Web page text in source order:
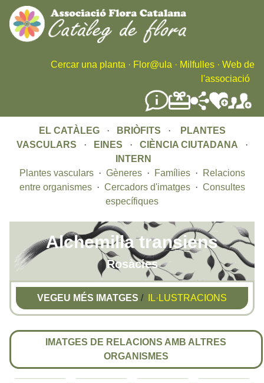
Skip
to
main
content
Cercar una planta · Flor@ula · Milfulles · Web de
l'associació
EL CATÀLEG· BRIÒFITS ·
PLANTES
VASCULARS · EINES · CIÈNCIA CIUTADANA ·
INTERN
Plantes vasculars· Gèneres· Famílies·
Relacions
entre organismes· Cercadors d'imatges· Consultes
específiques
Alchemilla transiens
Rosàcies
VEGEU MÉS IMATGES / IL·LUSTRACIONS
IMATGES DE RELACIONS AMB ALTRES
ORGANISMES